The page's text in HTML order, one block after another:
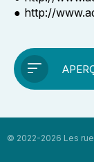
● http://
© 2022-2026 Les